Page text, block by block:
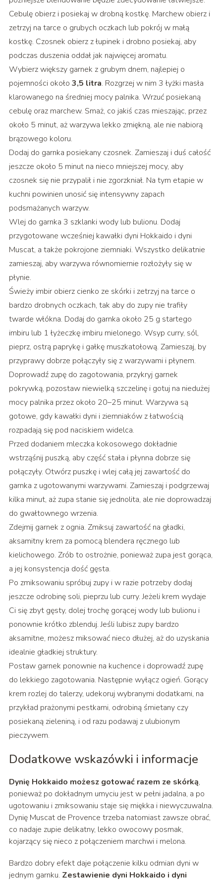
Cebulę obierz i posiekaj w drobną kostkę. Marchew obierz i
zetrzyj na tarce o grubych oczkach lub pokrój w małą
kostkę. Czosnek obierz z łupinek i drobno posiekaj, aby
podczas duszenia oddał jak najwięcej aromatu.
Wybierz większy garnek z grubym dnem, najlepiej o
pojemności około 3,5 litra. Rozgrzej w nim 3 łyżki masła
klarowanego na średniej mocy palnika. Wrzuć posiekaną
cebulę oraz marchew. Smaż, co jakiś czas mieszając, przez
około 5 minut, aż warzywa lekko zmiękną, ale nie nabiorą
brązowego koloru.
Dodaj do garnka posiekany czosnek. Zamieszaj i duś całość
jeszcze około 5 minut na nieco mniejszej mocy, aby
czosnek się nie przypalił i nie zgorzkniał. Na tym etapie w
kuchni powinien unosić się intensywny zapach
podsmażanych warzyw.
Wlej do garnka 3 szklanki wody lub bulionu. Dodaj
przygotowane wcześniej kawałki dyni Hokkaido i dyni
Muscat, a także pokrojone ziemniaki. Wszystko delikatnie
zamieszaj, aby warzywa równomiernie rozłożyły się w
płynie.
Świeży imbir obierz cienko ze skórki i zetrzyj na tarce o
bardzo drobnych oczkach, tak aby do zupy nie trafiły
twarde włókna. Dodaj do garnka około 25 g startego
imbiru lub 1 łyżeczkę imbiru mielonego. Wsyp curry, sól,
pieprz, ostrą paprykę i gałkę muszkatołową. Zamieszaj, by
przyprawy dobrze połączyły się z warzywami i płynem.
Doprowadź zupę do zagotowania, przykryj garnek
pokrywką, pozostaw niewielką szczelinę i gotuj na niedużej
mocy palnika przez około 20–25 minut. Warzywa są
gotowe, gdy kawałki dyni i ziemniaków z łatwością
rozpadają się pod naciskiem widelca.
Przed dodaniem mleczka kokosowego dokładnie
wstrząśnij puszką, aby część stała i płynna dobrze się
połączyły. Otwórz puszkę i wlej całą jej zawartość do
garnka z ugotowanymi warzywami. Zamieszaj i podgrzewaj
kilka minut, aż zupa stanie się jednolita, ale nie doprowadzaj
do gwałtownego wrzenia.
Zdejmij garnek z ognia. Zmiksuj zawartość na gładki,
aksamitny krem za pomocą blendera ręcznego lub
kielichowego. Zrób to ostrożnie, ponieważ zupa jest gorąca,
a jej konsystencja dość gęsta.
Po zmiksowaniu spróbuj zupy i w razie potrzeby dodaj
jeszcze odrobinę soli, pieprzu lub curry. Jeżeli krem wydaje
Ci się zbyt gęsty, dolej trochę gorącej wody lub bulionu i
ponownie krótko zblenduj. Jeśli lubisz zupy bardzo
aksamitne, możesz miksować nieco dłużej, aż do uzyskania
idealnie gładkiej struktury.
Postaw garnek ponownie na kuchence i doprowadź zupę
do lekkiego zagotowania. Następnie wyłącz ogień. Gorący
krem rozlej do talerzy, udekoruj wybranymi dodatkami, na
przykład prażonymi pestkami, odrobiną śmietany czy
posiekaną zieleniną, i od razu podawaj z ulubionym
pieczywem.
Dodatkowe wskazówki i informacje
Dynię Hokkaido możesz gotować razem ze skórką,
ponieważ po dokładnym umyciu jest w pełni jadalna, a po
ugotowaniu i zmiksowaniu staje się miękka i niewyczuwalna.
Dynię Muscat de Provence trzeba natomiast zawsze obrać,
co nadaje zupie delikatny, lekko owocowy posmak,
kojarzący się nieco z połączeniem marchwi i melona.
Bardzo dobry efekt daje połączenie kilku odmian dyni w
jednym garnku. Zestawienie dyni Hokkaido i dyni